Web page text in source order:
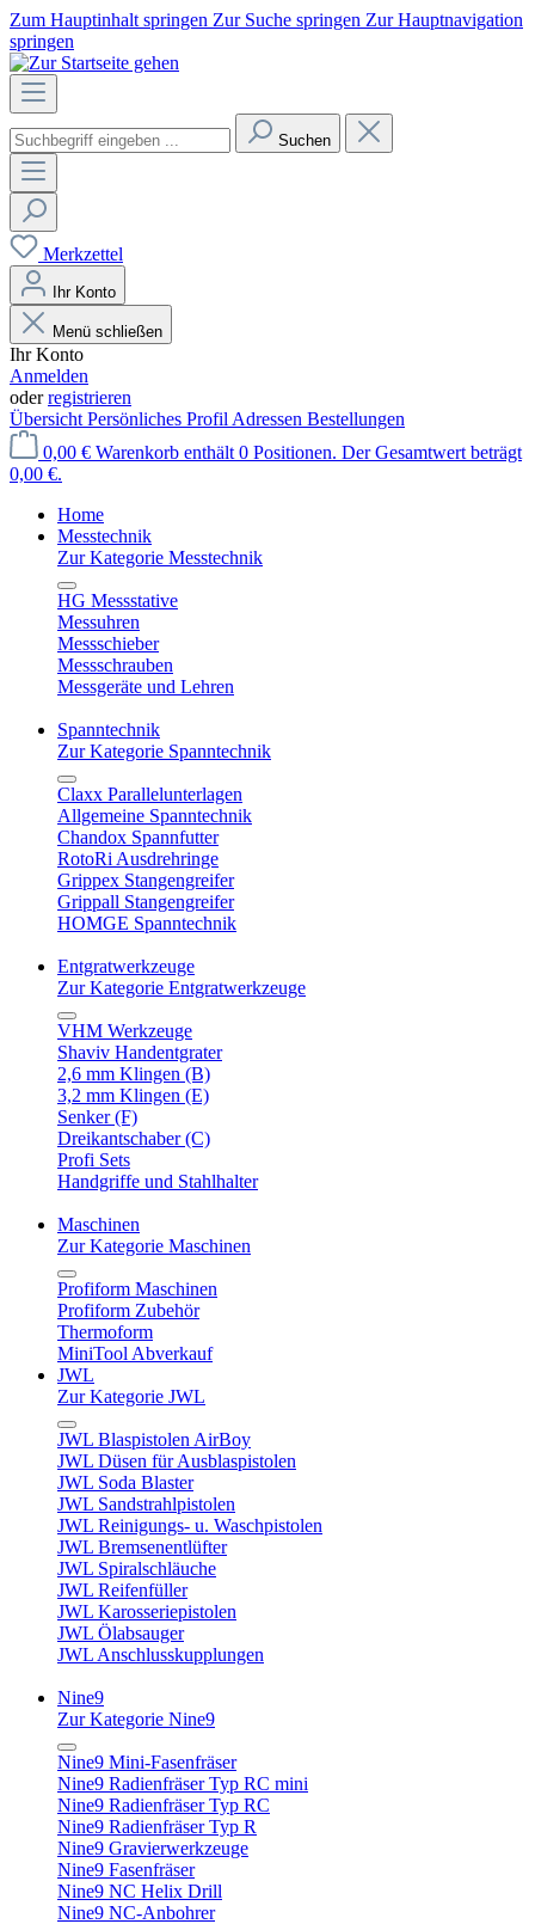
Zum Hauptinhalt springen Zur Suche springen Zur Hauptnavigation
springen
Suchen
Merkzettel
Ihr Konto
Menü schließen
Ihr Konto
Anmelden
oderregistrieren
Übersicht Persönliches Profil Adressen Bestellungen
0,00 € Warenkorb enthält 0 Positionen. Der Gesamtwert beträgt
0,00 €.
Home
Messtechnik
Zur Kategorie Messtechnik
HG Messstative
Messuhren
Messschieber
Messschrauben
Messgeräte und Lehren
Spanntechnik
Zur Kategorie Spanntechnik
Claxx Parallelunterlagen
Allgemeine Spanntechnik
Chandox Spannfutter
RotoRi Ausdrehringe
Grippex Stangengreifer
Grippall Stangengreifer
HOMGE Spanntechnik
Entgratwerkzeuge
Zur Kategorie Entgratwerkzeuge
VHM Werkzeuge
Shaviv Handentgrater
2,6 mm Klingen (B)
3,2 mm Klingen (E)
Senker (F)
Dreikantschaber (C)
Profi Sets
Handgriffe und Stahlhalter
Maschinen
Zur Kategorie Maschinen
Profiform Maschinen
Profiform Zubehör
Thermoform
MiniTool Abverkauf
JWL
Zur Kategorie JWL
JWL Blaspistolen AirBoy
JWL Düsen für Ausblaspistolen
JWL Soda Blaster
JWL Sandstrahlpistolen
JWL Reinigungs- u. Waschpistolen
JWL Bremsenentlüfter
JWL Spiralschläuche
JWL Reifenfüller
JWL Karosseriepistolen
JWL Ölabsauger
JWL Anschlusskupplungen
Nine9
Zur Kategorie Nine9
Nine9 Mini-Fasenfräser
Nine9 Radienfräser Typ RC mini
Nine9 Radienfräser Typ RC
Nine9 Radienfräser Typ R
Nine9 Gravierwerkzeuge
Nine9 Fasenfräser
Nine9 NC Helix Drill
Nine9 NC-Anbohrer